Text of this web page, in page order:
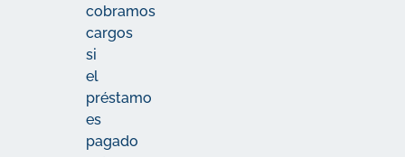
cobramos
cargos
si
el
préstamo
es
pagado